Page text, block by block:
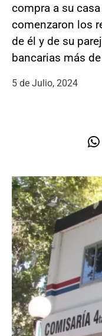
compra a su
comenzaron los
de él y de su
bancarias más
5 de Julio, 2024